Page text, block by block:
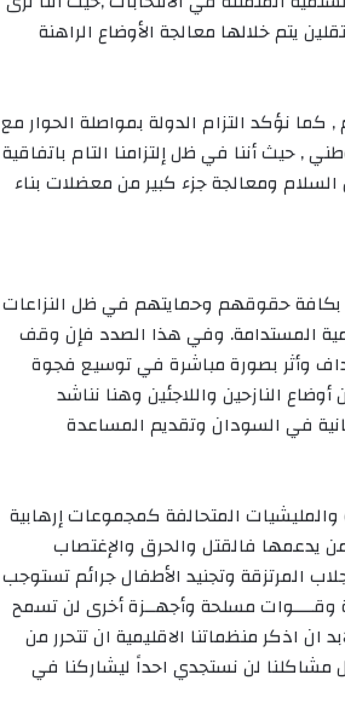
يتم خلالها معالجة الأوضاع الراهنة
كما نؤكد التزام الدولة بمواصلة الحوار مع
, حيث أننا في ظل إلتزامنا التام باتفاقية
مقدراً في إحلال السلام ومعالجة جزء كبير من معضلات بناء
بكافة حقوقهم وحمايتهم في ظل النزاعات
المستدامة. وفي هذا الصدد فإن وقف
وأثر بصورة مباشرة في توسيع فجوة
النازحين واللاجئين وهنا نناشد
في السودان وتقديم المساعدة
والمليشيات المتحالفة كمجموعات إرهابية
يدعمها فالقتل والحرق والإغتصاب
المرتزقة وتجنيد الأطفال جرائم تستوجب
مسلحة وأجهــزة أخرى لن تسمح
ان اذكر منظماتنا الاقليمية ان تتحرر من
مشاكلنا لن نستجدي احداً ليشاركنا في